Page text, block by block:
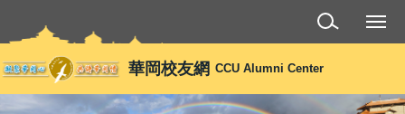
到
要
華岡校友網 CCU Alumni Center